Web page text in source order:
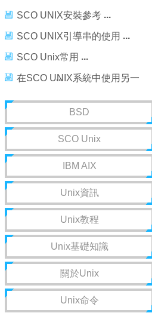
SCO UNIX安裝參考
SCO UNIX引導串的使用
SCO Unix常用
在SCO UNIX系統中使用另一
unix硬盤
BSD
SCO Unix
IBM AIX
Unix資訊
Unix教程
Unix基礎知識
關於Unix
Unix命令